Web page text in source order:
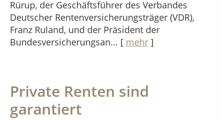
Rürup, der Geschäftsführer des Verbandes
Deutscher Rentenversicherungsträger (VDR),
Franz Ruland, und der Präsident der
Bundesversicherungsan... [ mehr ]
Private Renten sind
garantiert